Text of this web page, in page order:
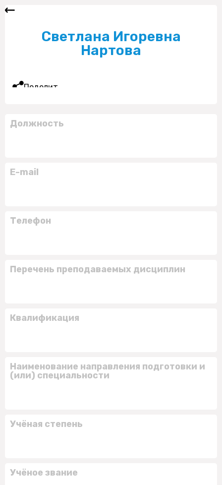
Светлана Игоревна
Нартова
Поделиться
Должность
E-mail
Телефон
Перечень преподаваемых дисциплин
Квалификация
Наименование направления подготовки и
(или) специальности
Учёная степень
Учёное звание